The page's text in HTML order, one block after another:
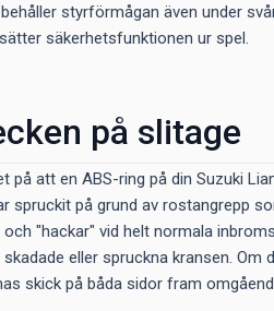
styrförmågan även under
säkerhetsfunktionen ur spel.
på slitage
på att en ABS-ring på din Suzuki
spruckit på grund av rostangrepp
"hackar" vid helt normala
eller spruckna kransen. Om
skick på båda sidor fram